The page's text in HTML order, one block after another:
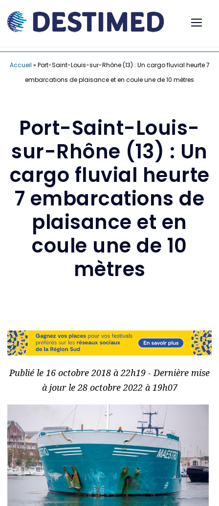
Accueil » Port-Saint-Louis-sur-Rhône (13) : Un cargo fluvial heurte 7
embarcations de plaisance et en coule une de 10 mètres
Port-Saint-Louis-
sur-Rhône (13) : Un
cargo fluvial heurte
7 embarcations de
plaisance et en
coule une de 10
mètres
Publié le 16 octobre 2018 à 22h19 - Dernière mise
à jour le 28 octobre 2022 à 19h07